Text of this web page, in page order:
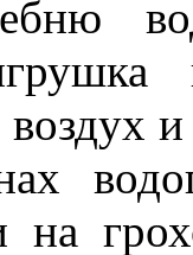
на